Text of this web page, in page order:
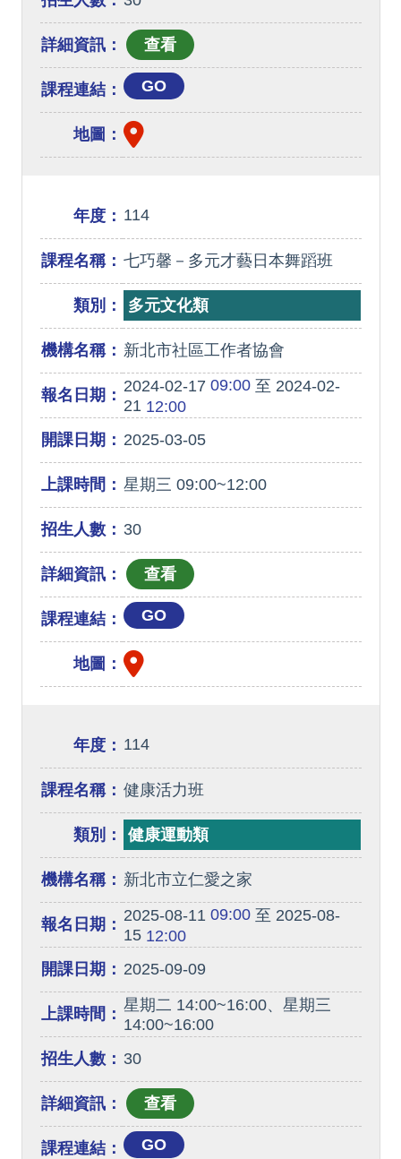
詳細資訊：
課程連結： GO
地圖：
年度： 114
課程名稱： 七巧馨－多元才藝日本舞蹈班
類別： 多元文化類
機構名稱： 新北市社區工作者協會
報名日期： 2024-02-17 09:00至 2024-02-
2112:00
開課日期： 2025-03-05
上課時間： 星期三 09:00~12:00
招生人數： 30
詳細資訊：
課程連結： GO
地圖：
年度： 114
課程名稱： 健康活力班
類別： 健康運動類
機構名稱： 新北市立仁愛之家
報名日期： 2025-08-11 09:00至 2025-08-
1512:00
開課日期： 2025-09-09
上課時間： 星期二 14:00~16:00、星期三
14:00~16:00
招生人數： 30
詳細資訊：
課程連結： GO